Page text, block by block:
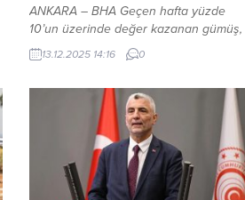
ANKARA – BHA Geçen hafta yüzde
10’un üzerinde değer kazanan gümüş,
kasım ayı sonuna kıyasla yüzde 13,5,
2024 yılı sonuna göre ise yüzde 120’nin
özellikle arz tarafındaki kısıtlar ve güçlü
talep, fiyatların yükselmesinde belirleyici
oldu. Güvenli liman ve sanayi talebi
etkisi Gümüş, altın gibi jeopolitik
risklerin...
13.12.2025 14:16 0